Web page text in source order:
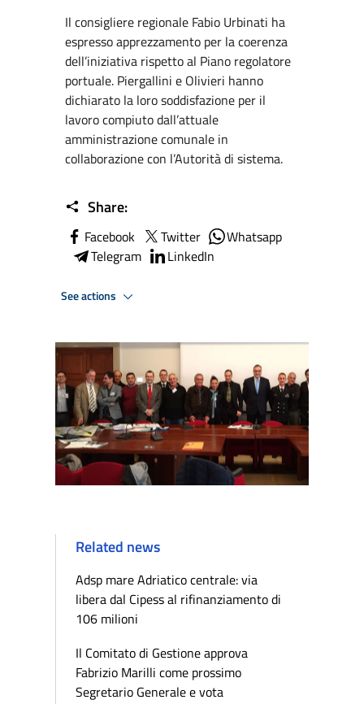
Il consigliere regionale Fabio Urbinati ha
espresso apprezzamento per la coerenza
dell’iniziativa rispetto al Piano regolatore
portuale. Piergallini e Olivieri hanno
dichiarato la loro soddisfazione per il
lavoro compiuto dall’attuale
amministrazione comunale in
collaborazione con l’Autorità di sistema.
Share:
Facebook Twitter
Whatsapp
Telegram
LinkedIn
See actions
Related news
Adsp mare Adriatico centrale: via
libera dal Cipess al rifinanziamento di
106 milioni
Il Comitato di Gestione approva
Fabrizio Marilli come prossimo
Segretario Generale e vota